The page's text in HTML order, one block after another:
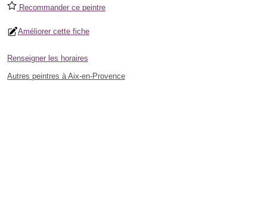
Recommander ce peintre
Améliorer cette fiche
Renseigner les horaires
Autres peintres à Aix-en-Provence